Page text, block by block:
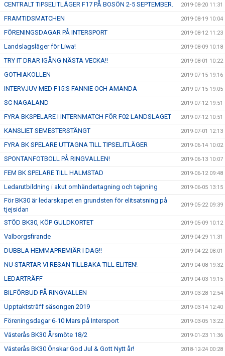
CENTRALT TIPSELITLÄGER F17 PÅ BOSÖN 2-5 SEPTEMBER. 2019-08-20 11:31
FRAMTIDSMATCHEN 2019-08-19 10:04
FÖRENINGSDAGAR PÅ INTERSPORT 2019-08-12 11:23
Landslagsläger för Liwa! 2019-08-09 10:18
TRY IT DRAR IGÅNG NÄSTA VECKA!! 2019-08-01 10:22
GOTHIAKOLLEN 2019-07-15 19:16
INTERVJUV MED F15:S FANNIE OCH AMANDA 2019-07-15 19:05
SC NAGALAND 2019-07-12 19:51
FYRA BKSPELARE I INTERNMATCH FÖR F02 LANDSLAGET 2019-07-12 10:51
KANSLIET SEMESTERSTÄNGT 2019-07-01 12:13
FYRA BK SPELARE UTTAGNA TILL TIPSELITLÄGER 2019-06-14 10:02
SPONTANFOTBOLL PÅ RINGVALLEN! 2019-06-13 10:07
FEM BK SPELARE TILL HALMSTAD 2019-06-12 09:48
Ledarutbildning i akut omhändertagning och tejpning 2019-06-05 13:15
För BK30 är ledarskapet en grundsten för elitsatsning på
tjejsidan
2019-05-22 09:39
STÖD BK30, KÖP GULDKORTET 2019-05-09 10:12
Valborgsfirande 2019-04-29 11:31
DUBBLA HEMMAPREMIÄR I DAG!! 2019-04-22 08:01
NU STARTAR VI RESAN TILLBAKA TILL ELITEN! 2019-04-08 19:32
LEDARTRÄFF 2019-04-03 19:15
BILFÖRBUD PÅ RINGVALLEN 2019-03-28 12:54
Upptaktsträff säsongen 2019 2019-03-14 12:40
Föreningsdagar 6-10 Mars på Intersport 2019-03-05 13:22
Västerås BK30 Årsmöte 18/2 2019-01-23 11:36
Västerås BK30 Önskar God Jul & Gott Nytt år! 2018-12-24 00:28